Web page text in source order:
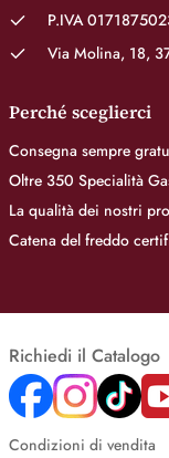
P.IVA
Via Molina, 18,
Perché sceglierci
Consegna sempre
Oltre 350 Specialità
La qualità dei nostri
Catena del freddo
Richiedi il Catalogo
Condizioni di vendita